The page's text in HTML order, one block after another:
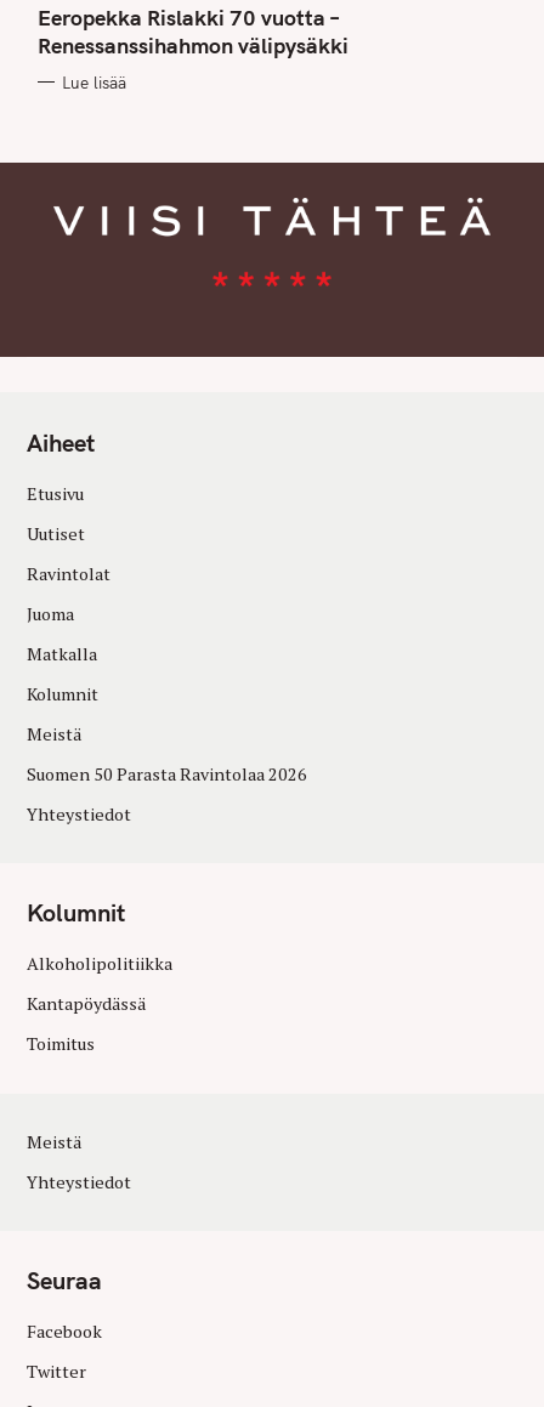
T
E
G
O
I
Eeropekka Rislakki 70 vuotta –
Renessanssihahmon välipysäkki
Lue lisää
Aiheet
Etusivu
Uutiset
Ravintolat
Juoma
Matkalla
Kolumnit
Meistä
Suomen 50 Parasta Ravintolaa 2026
Yhteystiedot
Kolumnit
Alkoholipolitiikka
Kantapöydässä
Toimitus
Meistä
Yhteystiedot
Seuraa
Facebook
Twitter